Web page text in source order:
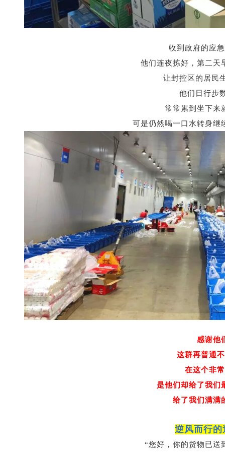
收到政府的应
他们连夜拣好， 第二天
让封控区的居民
他们日行步
常常累到坐下来
可是仍然喝一口水转身继
感谢他
这群再普通
在这个非
是他们却给了我们
给了我们满满
逆风而行的
“您好，你的货物已送